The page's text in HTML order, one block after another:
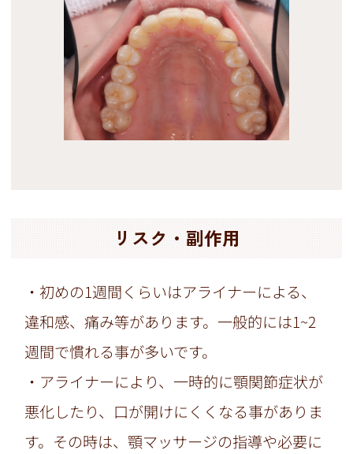
リスク・副作用
・初めの1週間くらいはアライナーによる、
違和感、痛み等があります。一般的には1~2
週間で慣れる事が多いです。
・アライナーにより、一時的に顎関節症状が
悪化したり、口が開けにくくなる事がありま
す。その時は、顎マッサージの指導や必要に